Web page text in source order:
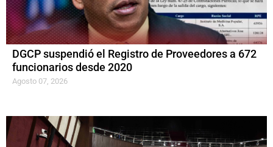
DGCP suspendió el Registro de Proveedores a 672
funcionarios desde 2020
Agosto 07, 2026